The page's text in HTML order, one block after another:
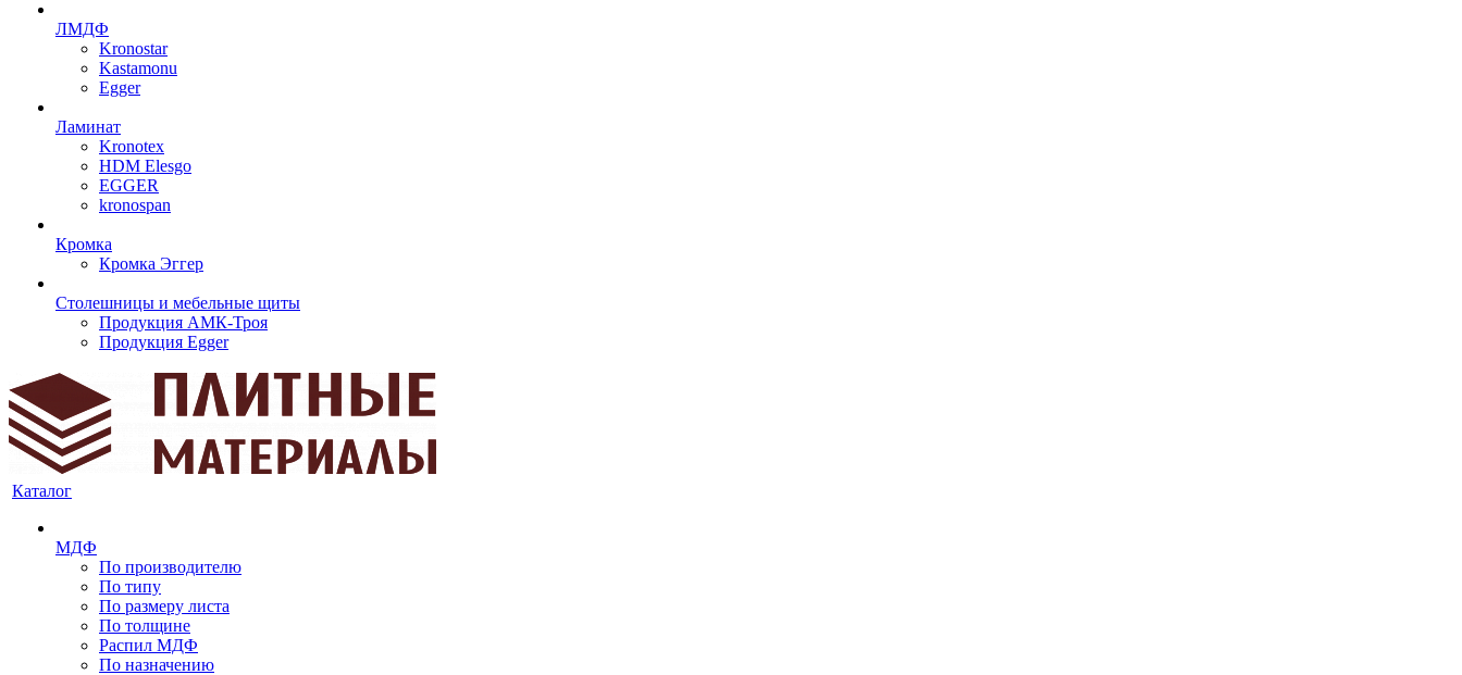
ЛМДФ
Kronostar
Kastamonu
Egger
Ламинат
Kronotex
HDM Elesgo
EGGER
kronospan
Кромка
Кромка Эггер
Столешницы и мебельные щиты
Продукция АМК-Троя
Продукция Egger
Каталог
МДФ
По производителю
По типу
По размеру листа
По толщине
Распил МДФ
По назначению